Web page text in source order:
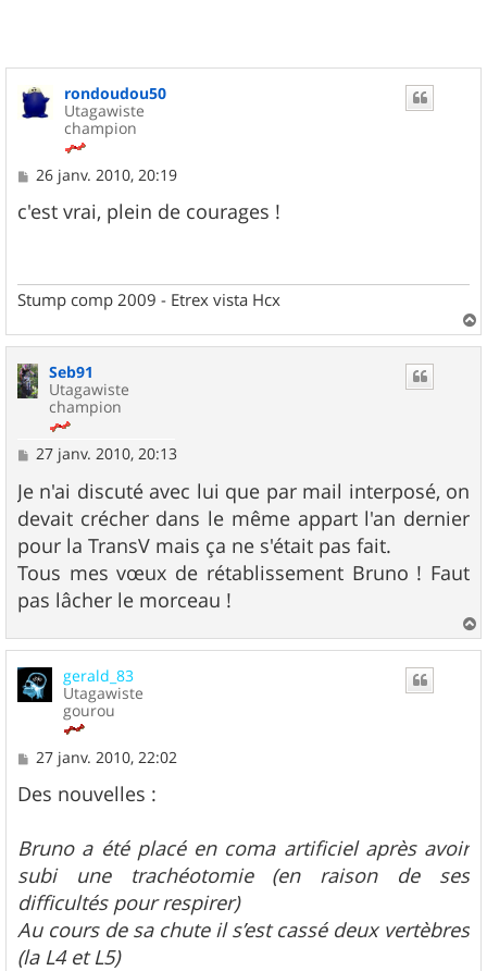
rondoudou50
Utagawiste
champion
M
s
s
26 janv. 2010, 20:19
c'est vrai, plein de courages !
Stump comp 2009 - Etrex vista Hcx
a
Seb91
Utagawiste
champion
M
s
s
a
g
e
27 janv. 2010, 20:13
Je n'ai discuté avec lui que par mail interposé, on
devait crécher dans le même appart l'an dernier
pour la TransV mais ça ne s'était pas fait.
Tous mes vœux de rétablissement Bruno ! Faut
pas lâcher le morceau !
a
u
gerald_83
Utagawiste
gourou
M
s
s
g
e
27 janv. 2010, 22:02
Des nouvelles :
Bruno a été placé en coma artificiel après avoir
subi une trachéotomie (en raison de ses
difficultés pour respirer)
Au cours de sa chute il s’est cassé deux vertèbres
(la L4 et L5)